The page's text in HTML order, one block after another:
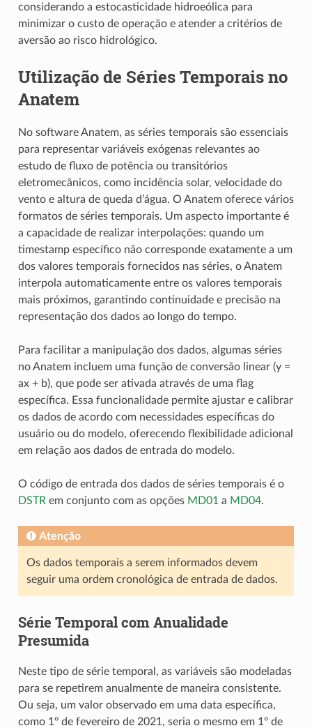
considerando a estocasticidade hidroeólica para
minimizar o custo de operação e atender a critérios de
aversão ao risco hidrológico.
Utilização de Séries Temporais no
Anatem
No software Anatem, as séries temporais são essenciais
para representar variáveis exógenas relevantes ao
estudo de fluxo de potência ou transitórios
eletromecânicos, como incidência solar, velocidade do
vento e altura de queda d’água. O Anatem oferece vários
formatos de séries temporais. Um aspecto importante é
a capacidade de realizar interpolações: quando um
timestamp específico não corresponde exatamente a um
dos valores temporais fornecidos nas séries, o Anatem
interpola automaticamente entre os valores temporais
mais próximos, garantindo continuidade e precisão na
representação dos dados ao longo do tempo.
Para facilitar a manipulação dos dados, algumas séries
no Anatem incluem uma função de conversão linear (y =
ax + b), que pode ser ativada através de uma flag
específica. Essa funcionalidade permite ajustar e calibrar
os dados de acordo com necessidades específicas do
usuário ou do modelo, oferecendo flexibilidade adicional
em relação aos dados de entrada do modelo.
O código de entrada dos dados de séries temporais é o
DSTR em conjunto com as opções MD01 a MD04.
Atenção
Os dados temporais a serem informados devem
seguir uma ordem cronológica de entrada de dados.
Série Temporal com Anualidade
Presumida
Neste tipo de série temporal, as variáveis são modeladas
para se repetirem anualmente de maneira consistente.
Ou seja, um valor observado em uma data específica,
como 1º de fevereiro de 2021, seria o mesmo em 1º de